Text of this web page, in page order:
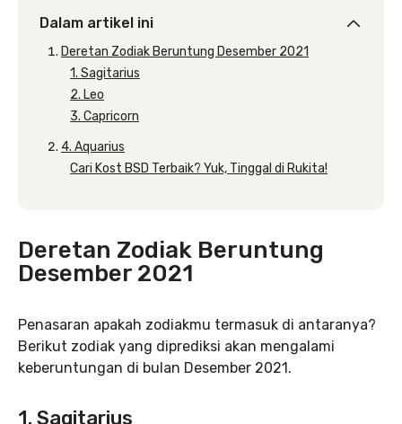
Dalam artikel ini
Deretan Zodiak Beruntung Desember 2021
1. Sagitarius
2. Leo
3. Capricorn
4. Aquarius
Cari Kost BSD Terbaik? Yuk, Tinggal di Rukita!
Deretan Zodiak Beruntung
Desember 2021
Penasaran apakah zodiakmu termasuk di antaranya?
Berikut zodiak yang diprediksi akan mengalami
keberuntungan di bulan Desember 2021.
1. Sagitarius